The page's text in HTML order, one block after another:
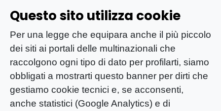
Questo sito utilizza cookie
Per una legge che equipara anche il più piccolo
dei siti ai portali delle multinazionali che
raccolgono ogni tipo di dato per profilarti, siamo
obbligati a mostrarti questo banner per dirti che
gestiamo cookie tecnici e, se acconsenti,
anche statistici (Google Analytics) e di
mare di giorno e di notte, grazie agli
apparati di visione notturna” e di cui
possiamo vedere una immagine qui
accanto (A questo link un lungo servizio
di Difesa Online sul reggimento)
SE NON FOSSE VERO QUANTO SCRITTO E